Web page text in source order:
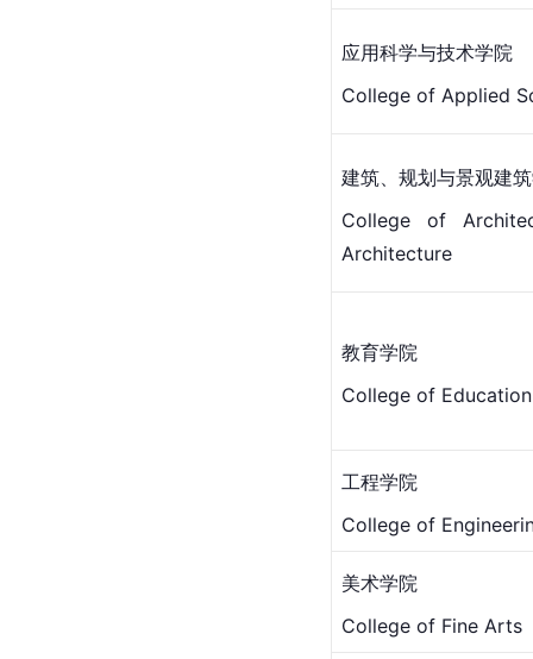
应用科学与技术学院
College of Applied
建筑、规划与景观建
College of
Architecture
教育学院
College of Education
工程学院
College of
美术学院
College of Fine Arts